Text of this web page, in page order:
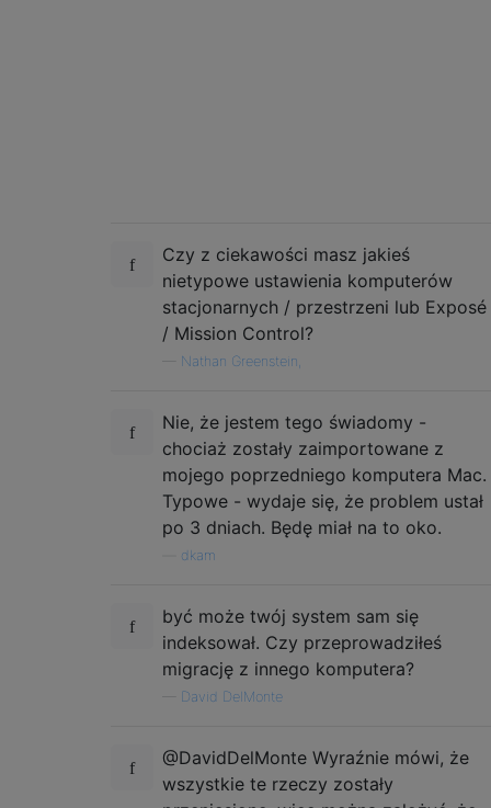
Czy z ciekawości masz jakieś
nietypowe ustawienia komputerów
stacjonarnych / przestrzeni lub Exposé
/ Mission Control?
Nathan Greenstein,
Nie, że jestem tego świadomy -
chociaż zostały zaimportowane z
mojego poprzedniego komputera Mac.
Typowe - wydaje się, że problem ustał
po 3 dniach. Będę miał na to oko.
dkam
być może twój system sam się
indeksował. Czy przeprowadziłeś
migrację z innego komputera?
David DelMonte
@DavidDelMonte Wyraźnie mówi, że
wszystkie te rzeczy zostały